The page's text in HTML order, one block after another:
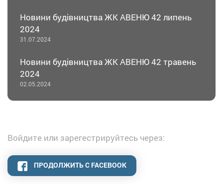
Новини будівництва ЖК АВЕНЮ 42 липень
2024
31.07.2024
Новини будівництва ЖК АВЕНЮ 42 травень
2024
02.05.2024
Войдите или зарегестрируйтесь через:
ПРОДОЛЖИТЬ С FACEBOOK